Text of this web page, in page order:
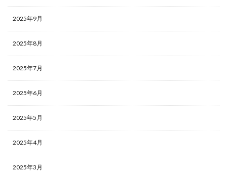
2025年9月
2025年8月
2025年7月
2025年6月
2025年5月
2025年4月
2025年3月